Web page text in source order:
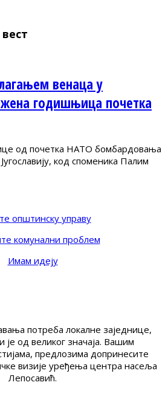
венаца у
годишњица почетка
од почетка НАТО бомбардовања
код споменика Палим
општинску управу
комунални проблем
Имам идеју
потреба локалне заједнице,
је од великог значаја. Вашим
предлозима допринесите
визије уређења центра насеља
Лепосавић.